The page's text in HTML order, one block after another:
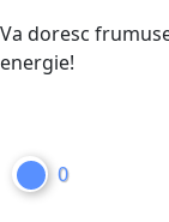
Va doresc
energie!
0